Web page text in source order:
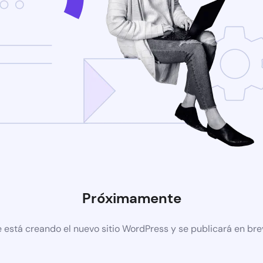
Próximamente
está creando el nuevo sitio WordPress y se publicará en